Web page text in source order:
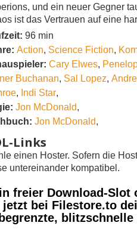
und ein neuer Gegner
ist das Vertrauen auf eine
96 min
Action, Science Fiction,
Cary Elwes,
Buchanan, Sal Lopez,
, Indi Star,
Jon McDonald,
Jon McDonald,
Links
einen Hoster. Sofern die
untereinander kompatibel.
freier Download-Slot
bei Filestore.to